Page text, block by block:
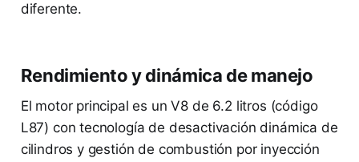
diferente.
Rendimiento y dinámica de manejo
El motor principal es un V8 de 6.2 litros (código
L87) con tecnología de desactivación dinámica de
cilindros y gestión de combustión por inyección